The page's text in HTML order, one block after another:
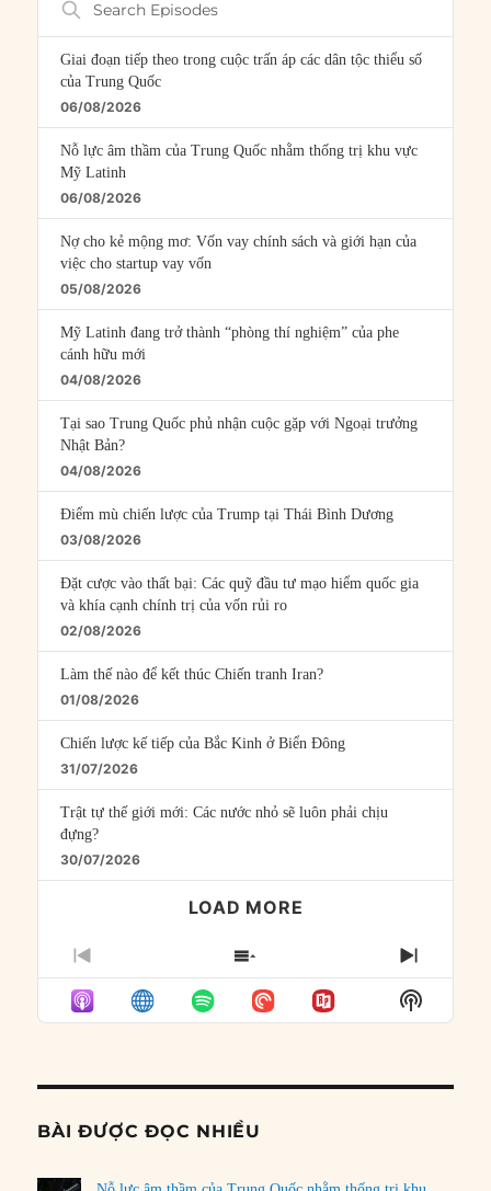
Episodes
Giai đoạn tiếp theo trong cuộc trấn áp các dân tộc thiểu số
của Trung Quốc
06/08/2026
Nỗ lực âm thầm của Trung Quốc nhằm thống trị khu vực
Mỹ Latinh
06/08/2026
Nợ cho kẻ mộng mơ: Vốn vay chính sách và giới hạn của
việc cho startup vay vốn
05/08/2026
Mỹ Latinh đang trở thành “phòng thí nghiệm” của phe
cánh hữu mới
04/08/2026
Tại sao Trung Quốc phủ nhận cuộc gặp với Ngoại trưởng
Nhật Bản?
04/08/2026
Điểm mù chiến lược của Trump tại Thái Bình Dương
03/08/2026
Đặt cược vào thất bại: Các quỹ đầu tư mạo hiểm quốc gia
và khía cạnh chính trị của vốn rủi ro
02/08/2026
Làm thế nào để kết thúc Chiến tranh Iran?
01/08/2026
Chiến lược kế tiếp của Bắc Kinh ở Biển Đông
31/07/2026
Trật tự thế giới mới: Các nước nhỏ sẽ luôn phải chịu
đựng?
30/07/2026
LOAD MORE
PREVIOUS
EPISODE
SHOW
EPISODES
LIST
NEXT
Show
Podcast
BÀI ĐƯỢC ĐỌC NHIỀU